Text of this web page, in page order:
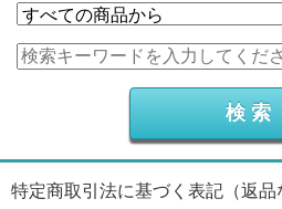
特定商取引法に基づく表記（返品